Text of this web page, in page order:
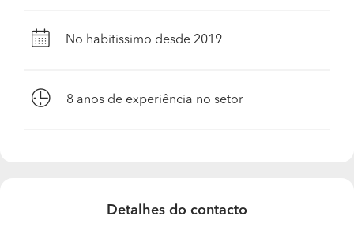
No habitissimo desde 2019
8 anos de experiência no setor
Detalhes do contacto